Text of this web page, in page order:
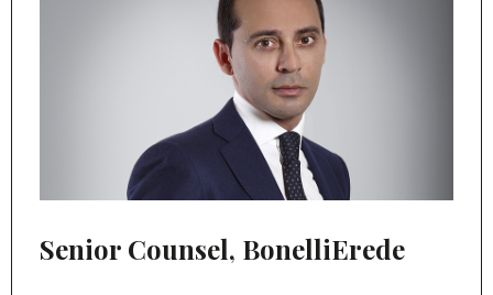
Senior Counsel, BonelliErede